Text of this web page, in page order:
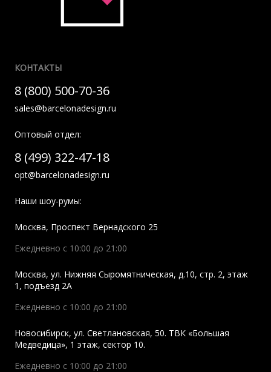
КОНТАКТЫ
8 (800) 500-70-36
sales@barcelonadesign.ru
Оптовый отдел:
8 (499) 322-47-18
opt@barcelonadesign.ru
Наши шоу-румы:
Москва, Проспект Вернадского 25
Ежедневно с 10:00 до 21:00
Москва, ул. Нижняя Сыромятническая, д.10, стр. 2, этаж
1, подъезд 2A
Ежедневно с 10:00 до 21:00
Новосибирск, ул. Светлановская, 50. ТВК «Большая
Медведица», 1 этаж, сектор 10.
Ежедневно с 10:00 до 21:00